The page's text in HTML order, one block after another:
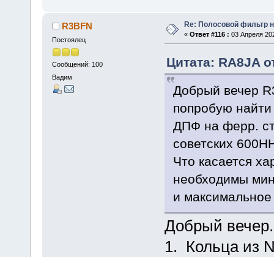
R3BFN
Постоялец
Сообщений: 100
Вадим
Re: Полосовой фильтр
« Ответ #116 : 03 Апреля
Цитата: RA8JA
Добрый вечер
попробую
ДПФ на ферр.
советских
Что касается
необходимы
и
Добрый вечер.
1. Кольца из